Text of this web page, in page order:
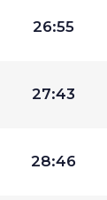
26:55
27:43
28:46